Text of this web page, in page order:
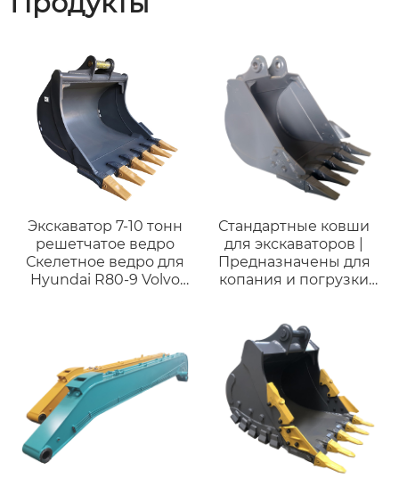
Экскаватор 7-10 тонн
решетчатое ведро
Скелетное ведро для
Hyundai R80-9 Volvo
Стандартные ковши
для экскаваторов |
Предназначены для
копания и погрузки
и недорогие для
Doosan DX130 12-14